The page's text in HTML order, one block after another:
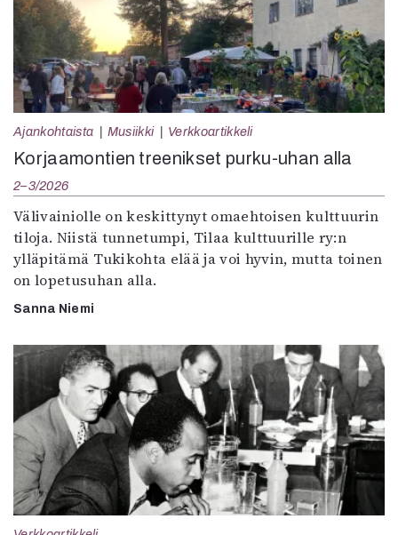
Ajankohtaista Musiikki Verkkoartikkeli
Korjaamontien treenikset purku-uhan alla
2–3/2026
Välivainiolle on keskittynyt omaehtoisen kulttuurin
tiloja. Niistä tunnetumpi, Tilaa kulttuurille ry:n
ylläpitämä Tukikohta elää ja voi hyvin, mutta toinen
on lopetusuhan alla.
Sanna Niemi